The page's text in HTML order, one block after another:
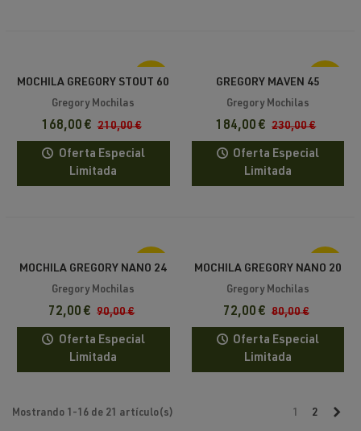
-20%
MOCHILA GREGORY STOUT 60
Gregory Mochilas
168,00 € 210,00 €
Oferta Especial
Limitada
-20%
GREGORY MAVEN 45
MOCHILA
Gregory Mochilas
184,00 € 230,00 €
Oferta Especial
Limitada
-20%
MOCHILA GREGORY NANO 24
Gregory Mochilas
72,00 € 90,00 €
Oferta Especial
Limitada
-10%
MOCHILA GREGORY NANO 20
Gregory Mochilas
72,00 € 80,00 €
Oferta Especial
Limitada
Mostrando 1-16 de 21 artículo(s) 1 2